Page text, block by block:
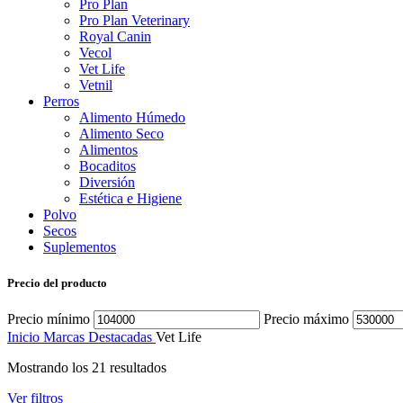
Pro Plan
Pro Plan Veterinary
Royal Canin
Vecol
Vet Life
Vetnil
Perros
Alimento Húmedo
Alimento Seco
Alimentos
Bocaditos
Diversión
Estética e Higiene
Polvo
Secos
Suplementos
Precio del producto
Precio mínimo Precio máximo
Inicio Marcas Destacadas Vet Life
Mostrando los 21 resultados
Ver filtros